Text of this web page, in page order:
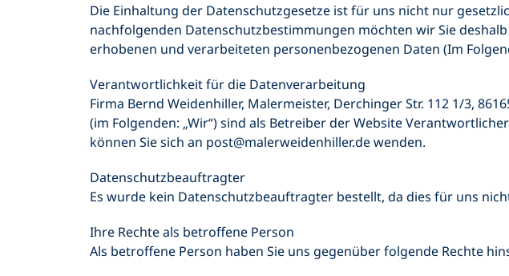
Die Einhaltung der Datenschutzgesetze ist für uns nicht nur
nachfolgenden Datenschutzbestimmungen möchten wir Sie
erhobenen und verarbeiteten personenbezogenen Daten (Im
Verantwortlichkeit für die Datenverarbeitung
Firma Bernd Weidenhiller, Malermeister, Derchinger Str. 112 1/3,
(im Folgenden: „Wir“) sind als Betreiber der Website
können Sie sich an post@malerweidenhiller.de wenden.
Datenschutzbeauftragter
Es wurde kein Datenschutzbeauftragter bestellt, da dies für uns
Ihre Rechte als betroffene Person
Als betroffene Person haben Sie uns gegenüber folgende Rechte